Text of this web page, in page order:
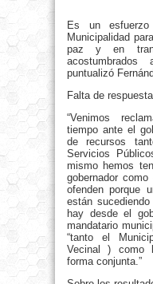
Es un
Municipalidad
paz y en
puntualizó
Falta de
“Venimos
tiempo ante el
de recursos
Servicios
mismo hemos
gobernador
ofenden porque
están
hay desde el
mandatario
“tanto el
Vecinal ) como
forma conjunta.”